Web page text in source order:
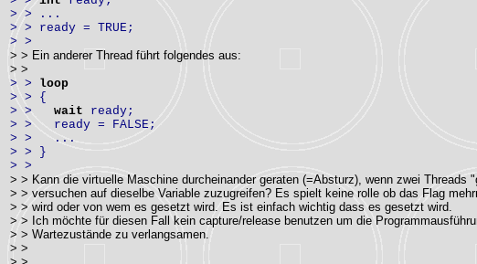
> > ...
> > ready = TRUE;
> >
> > Ein anderer Thread führt folgendes aus:
> >
> > loop
> > {
> > wait ready;
> > ready = FALSE;
> > ...
> > }
> >
> > Kann die virtuelle Maschine durcheinander geraten (=Absturz), wenn zwei Threads
> > versuchen auf dieselbe Variable zuzugreifen? Es spielt keine rolle ob das Flag
> > wird oder von wem es gesetzt wird. Es ist einfach wichtig dass es gesetzt wird.
> > Ich möchte für diesen Fall kein capture/release benutzen um die
> > Wartezustände zu verlangsamen.
> >